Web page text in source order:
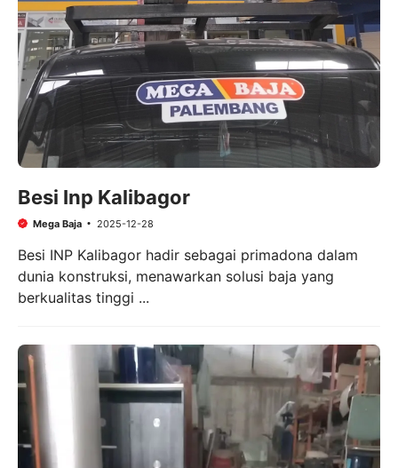
Besi Inp Kalibagor
Mega Baja 2025-12-28
Besi INP Kalibagor hadir sebagai primadona dalam
dunia konstruksi, menawarkan solusi baja yang
berkualitas tinggi ...